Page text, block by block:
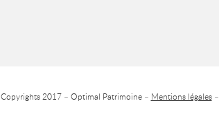
Copyrights 2017 – Optimal Patrimoine – Mentions légales–